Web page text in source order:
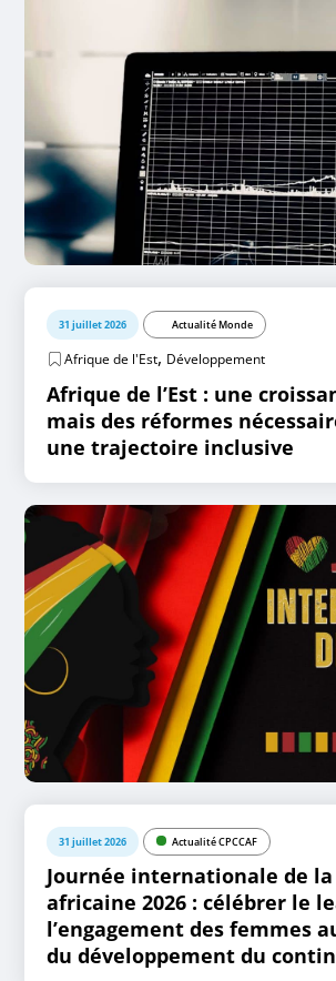
31 juillet 2026 Actualité Monde
Afrique de l'Est, Développement
Afrique de l’Est : une
mais des réformes
une trajectoire inclusive
31 juillet 2026 Actualité CPCCAF
Journée internationale de
africaine 2026 : célébrer le
l’engagement des femmes
du développement du